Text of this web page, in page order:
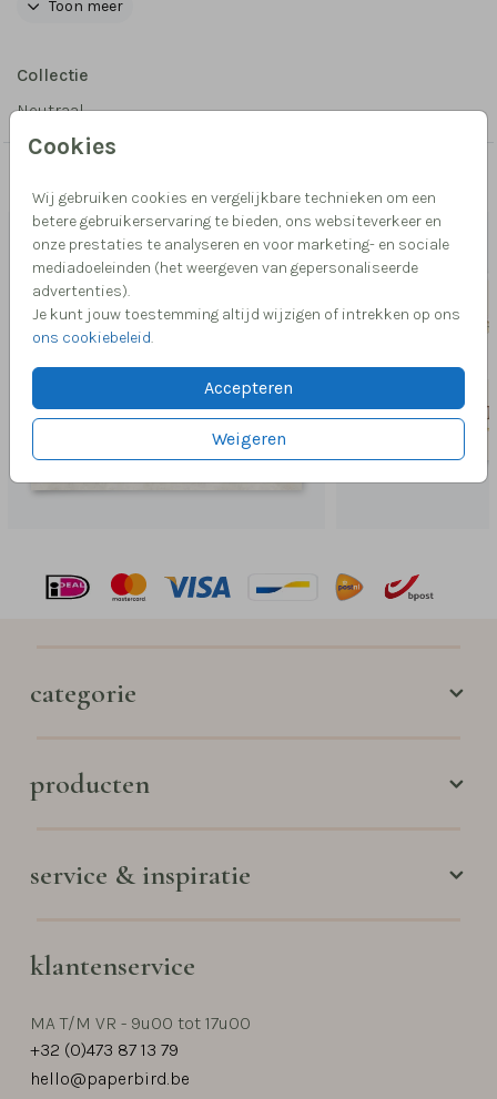
Cookies
Wij gebruiken cookies en vergelijkbare technieken om een
betere gebruikerservaring te bieden, ons websiteverkeer en
onze prestaties te analyseren en voor marketing- en sociale
mediadoeleinden (het weergeven van gepersonaliseerde
advertenties).
Je kunt jouw toestemming altijd wijzigen of intrekken op ons
ons cookiebeleid.
Accepteren
Weigeren
Toon meer
Collectie
Neutraal
Misschien vind je dit ook leuk
categorie
producten
service & inspiratie
klantenservice
MA T/M VR - 9u00 tot 17u00
+32 (0)473 87 13 79
hello@paperbird.be